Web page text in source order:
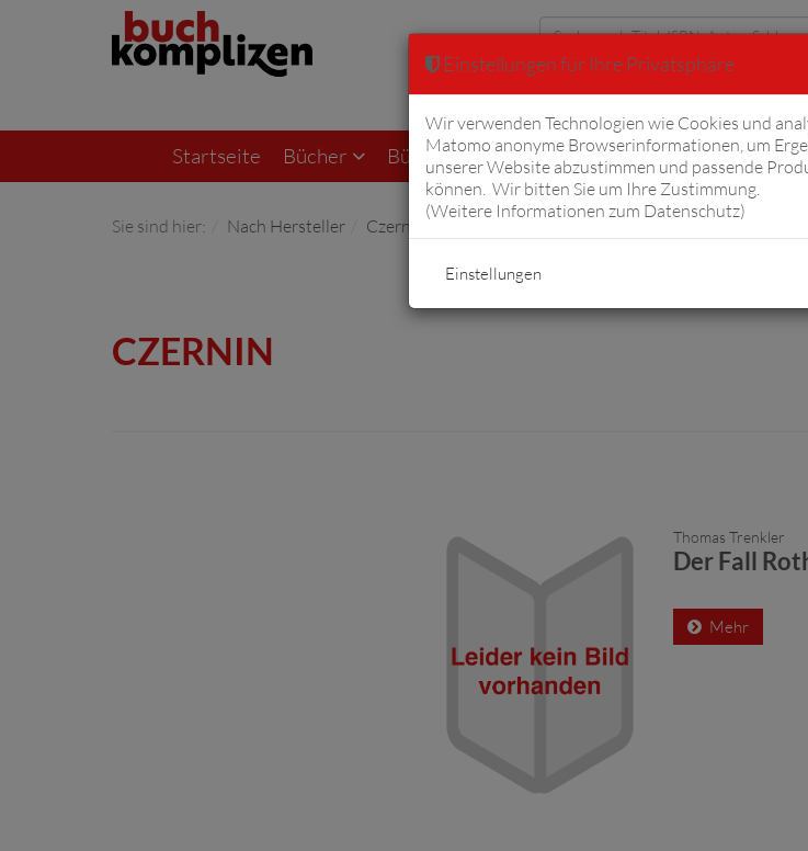
Erweiterte Suche
Startseite Bücher Bücher von Fiftyfifty Hörbücher
Sie sind hier: Nach Hersteller Czernin
CZERNIN
Thomas Trenkler
Der Fall
Mehr
Einstellungen für Ihre Privatsphäre
Wir verwenden Technologien wie Cookies und
Matomo anonyme Browserinformationen, um
unserer Website abzustimmen und passende
können. Wir bitten Sie um Ihre Zustimmung.
(Weitere Informationen zum Datenschutz)
Einstellungen